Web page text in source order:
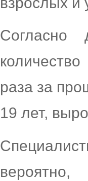
раза за
19 лет,